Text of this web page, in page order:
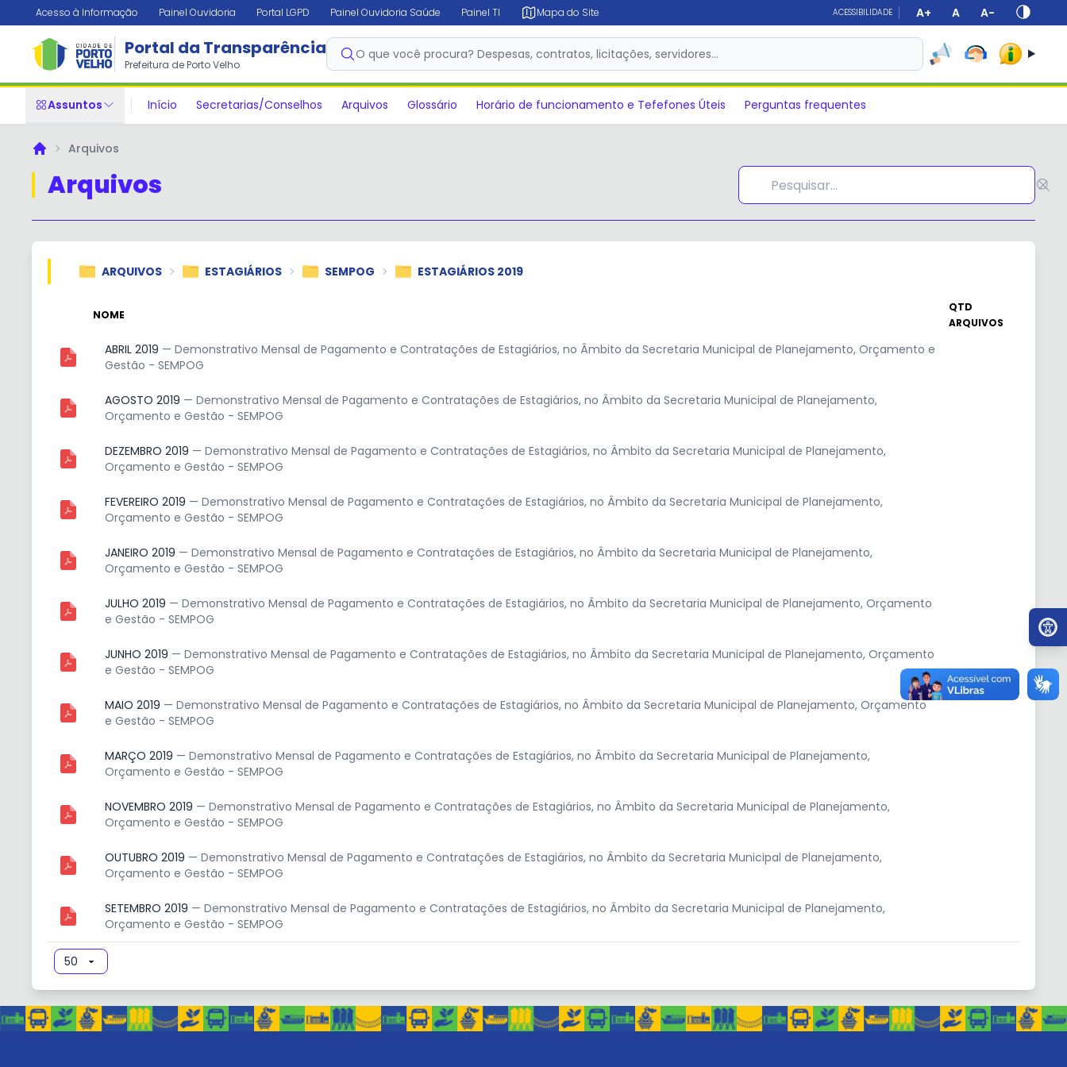
Acesso à Informação Painel Ouvidoria Portal LGPD Painel Ouvidoria Saúde Painel TI Mapa do Site ACESSIBILIDADE A+ A A-
Portal da Transparência
Prefeitura de Porto Velho
O que você procura? Despesas, contratos, licitações, servidores…
Assuntos Início Secretarias/Conselhos Arquivos Glossário Horário de funcionamento e Tefefones Úteis Perguntas frequentes
PrincipalArquivos
Arquivos
ARQUIVOS ESTAGIÁRIOS SEMPOG ESTAGIÁRIOS 2019
NOME
QTD
ARQUIVOS
ABRIL 2019 — Demonstrativo Mensal de Pagamento e Contratações de Estagiários, no Âmbito da Secretaria Municipal de Planejamento, Orçamento e
Gestão - SEMPOG
AGOSTO 2019 — Demonstrativo Mensal de Pagamento e Contratações de Estagiários, no Âmbito da Secretaria Municipal de Planejamento,
Orçamento e Gestão - SEMPOG
DEZEMBRO 2019 — Demonstrativo Mensal de Pagamento e Contratações de Estagiários, no Âmbito da Secretaria Municipal de Planejamento,
Orçamento e Gestão - SEMPOG
FEVEREIRO 2019 — Demonstrativo Mensal de Pagamento e Contratações de Estagiários, no Âmbito da Secretaria Municipal de Planejamento,
Orçamento e Gestão - SEMPOG
JANEIRO 2019 — Demonstrativo Mensal de Pagamento e Contratações de Estagiários, no Âmbito da Secretaria Municipal de Planejamento,
Orçamento e Gestão - SEMPOG
JULHO 2019 — Demonstrativo Mensal de Pagamento e Contratações de Estagiários, no Âmbito da Secretaria Municipal de Planejamento, Orçamento
e Gestão - SEMPOG
JUNHO 2019 — Demonstrativo Mensal de Pagamento e Contratações de Estagiários, no Âmbito da Secretaria Municipal de Planejamento, Orçamento
e Gestão - SEMPOG
MAIO 2019 — Demonstrativo Mensal de Pagamento e Contratações de Estagiários, no Âmbito da Secretaria Municipal de Planejamento, Orçamento
e Gestão - SEMPOG
MARÇO 2019 — Demonstrativo Mensal de Pagamento e Contratações de Estagiários, no Âmbito da Secretaria Municipal de Planejamento,
Orçamento e Gestão - SEMPOG
NOVEMBRO 2019 — Demonstrativo Mensal de Pagamento e Contratações de Estagiários, no Âmbito da Secretaria Municipal de Planejamento,
Orçamento e Gestão - SEMPOG
OUTUBRO 2019 — Demonstrativo Mensal de Pagamento e Contratações de Estagiários, no Âmbito da Secretaria Municipal de Planejamento,
Orçamento e Gestão - SEMPOG
SETEMBRO 2019 — Demonstrativo Mensal de Pagamento e Contratações de Estagiários, no Âmbito da Secretaria Municipal de Planejamento,
Orçamento e Gestão - SEMPOG
✕
Ir